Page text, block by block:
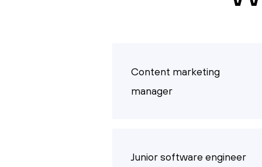
Content marketing
manager
Junior software engineer